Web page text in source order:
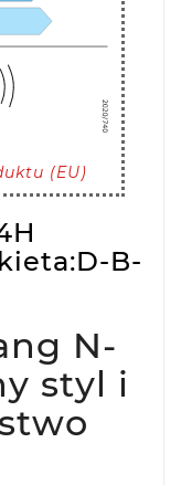
(EU)
B-
N-
styl i